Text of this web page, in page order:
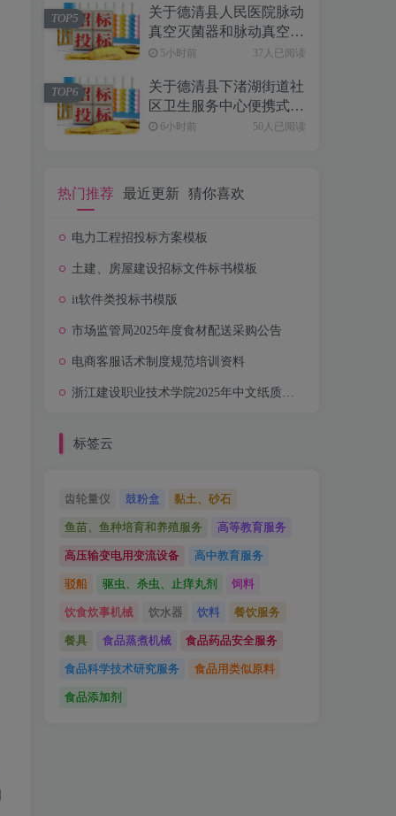
司]
关于德清县人民医院脉动
真空灭菌器和脉动真空清
洗消毒器项目的公开招标
备招标有限公司]
5小时前 37人已阅读
TOP5
关于德清县下渚湖街道社
区卫生服务中心便携式彩
色多普勒超声诊断系统项
公司]
6小时前 50人已阅读
TOP6
热门推荐 最近更新 猜你喜欢
电力工程招投标方案模板
土建、房屋建设招标文件标书模板
it软件类投标书模版
市场监管局2025年度食材配送采购公告
电商客服话术制度规范培训资料
浙江建设职业技术学院2025年中文纸质图书采购项目公开招标公告
标签云
齿轮量仪 鼓粉盒 黏土、砂石
鱼苗、鱼种培育和养殖服务 高等教育服务
高压输变电用变流设备 高中教育服务
驳船 驱虫、杀虫、止痒丸剂 饲料
饮食炊事机械 饮水器 饮料 餐饮服务
餐具 食品蒸煮机械 食品药品安全服务
食品科学技术研究服务 食品用类似原料
食品添加剂